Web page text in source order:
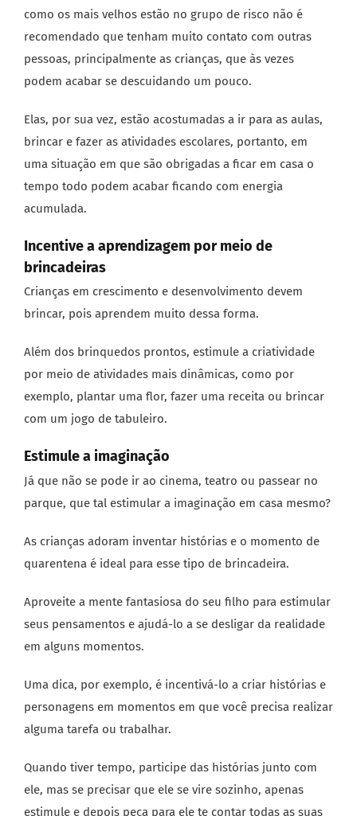
como os mais velhos estão no grupo de risco não é
recomendado que tenham muito contato com outras
pessoas, principalmente as crianças, que às vezes
podem acabar se descuidando um pouco.
Elas, por sua vez, estão acostumadas a ir para as aulas,
brincar e fazer as atividades escolares, portanto, em
uma situação em que são obrigadas a ficar em casa o
tempo todo podem acabar ficando com energia
acumulada.
Incentive a aprendizagem por meio de
brincadeiras
Crianças em crescimento e desenvolvimento devem
brincar, pois aprendem muito dessa forma.
Além dos brinquedos prontos, estimule a criatividade
por meio de atividades mais dinâmicas, como por
exemplo, plantar uma flor, fazer uma receita ou brincar
com um jogo de tabuleiro.
Estimule a imaginação
Já que não se pode ir ao cinema, teatro ou passear no
parque, que tal estimular a imaginação em casa mesmo?
As crianças adoram inventar histórias e o momento de
quarentena é ideal para esse tipo de brincadeira.
Aproveite a mente fantasiosa do seu filho para estimular
seus pensamentos e ajudá-lo a se desligar da realidade
em alguns momentos.
Uma dica, por exemplo, é incentivá-lo a criar histórias e
personagens em momentos em que você precisa realizar
alguma tarefa ou trabalhar.
Quando tiver tempo, participe das histórias junto com
ele, mas se precisar que ele se vire sozinho, apenas
estimule e depois peça para ele te contar todas as suas